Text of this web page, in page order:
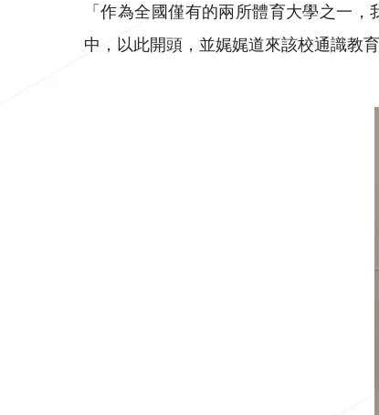
「作為全國僅有的兩所體育大學之一
中，以此開頭，並娓娓道來該校通識教